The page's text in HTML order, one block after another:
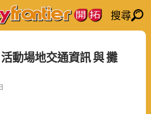
搜尋
活動場地交通資訊 與 攤